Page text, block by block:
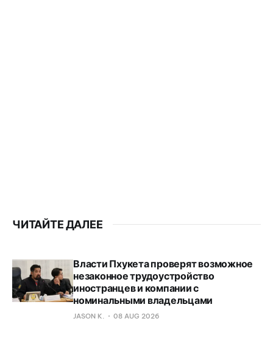
ЧИТАЙТЕ ДАЛЕЕ
Власти Пхукета проверят возможное
незаконное трудоустройство
иностранцев и компании с
номинальными владельцами
JASON K. 08 AUG 2026